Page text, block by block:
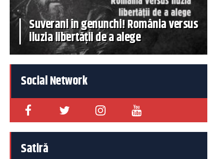
Suverani în genunchi! România versus
iluzia libertății de a alege
Social Network
Satiră